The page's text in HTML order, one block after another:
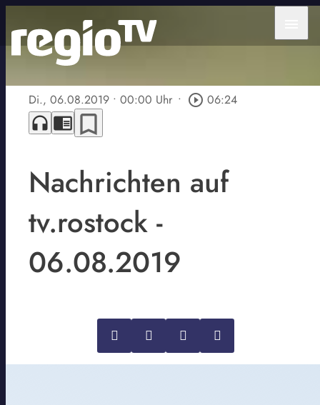
Di., 06.08.2019 • 00:00 Uhr • play_circle_outline 06:24
headphones chrome_reader_mode bookmark_border
Nachrichten auf
tv.rostock -
06.08.2019